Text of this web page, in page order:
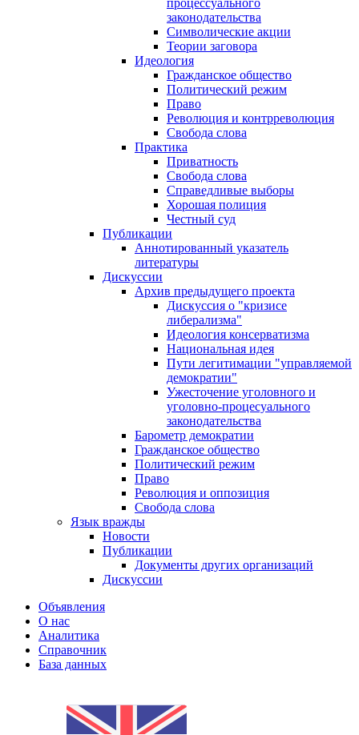
процессуального
законодательства
Символические акции
Теории заговора
Идеология
Гражданское общество
Политический режим
Право
Революция и контрреволюция
Свобода слова
Практика
Приватность
Свобода слова
Справедливые выборы
Хорошая полиция
Честный суд
Публикации
Аннотированный указатель
литературы
Дискуссии
Архив предыдущего проекта
Дискуссия о "кризисе
либерализма"
Идеология консерватизма
Национальная идея
Пути легитимации "управляемой
демократии"
Ужесточение уголовного и
уголовно-процесуального
законодательства
Барометр демократии
Гражданское общество
Политический режим
Право
Революция и оппозиция
Свобода слова
Язык вражды
Новости
Публикации
Документы других организаций
Дискуссии
Объявления
О нас
Аналитика
Справочник
База данных